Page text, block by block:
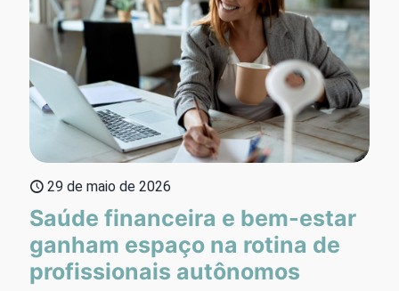
29 de maio de 2026
Saúde financeira e bem-estar
ganham espaço na rotina de
profissionais autônomos